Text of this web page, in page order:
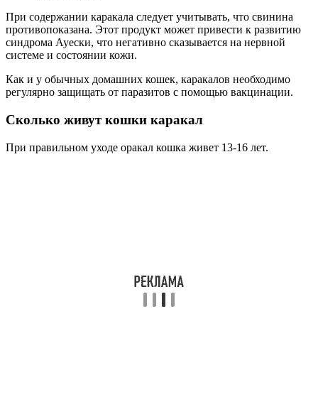
При содержании каракала следует учитывать, что свинина
противопоказана. Этот продукт может привести к развитию
синдрома Ауески, что негативно сказывается на нервной
системе и состоянии кожи.
Как и у обычных домашних кошек, каракалов необходимо
регулярно защищать от паразитов с помощью вакцинации.
Сколько живут кошки каракал
При правильном уходе оракал кошка живет 13-16 лет.